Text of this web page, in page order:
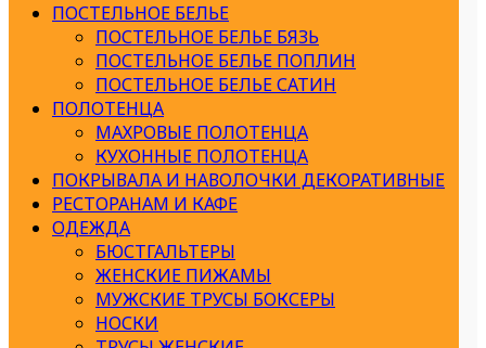
ПОСТЕЛЬНОЕ БЕЛЬЕ
ПОСТЕЛЬНОЕ БЕЛЬЕ БЯЗЬ
ПОСТЕЛЬНОЕ БЕЛЬЕ ПОПЛИН
ПОСТЕЛЬНОЕ БЕЛЬЕ САТИН
ПОЛОТЕНЦА
МАХРОВЫЕ ПОЛОТЕНЦА
КУХОННЫЕ ПОЛОТЕНЦА
ПОКРЫВАЛА И НАВОЛОЧКИ ДЕКОРАТИВНЫЕ
РЕСТОРАНАМ И КАФЕ
ОДЕЖДА
БЮСТГАЛЬТЕРЫ
ЖЕНСКИЕ ПИЖАМЫ
МУЖСКИЕ ТРУСЫ БОКСЕРЫ
НОСКИ